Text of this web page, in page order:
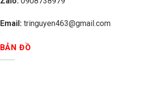
Email: tringuyen463@gmail.com
BẢN ĐỒ